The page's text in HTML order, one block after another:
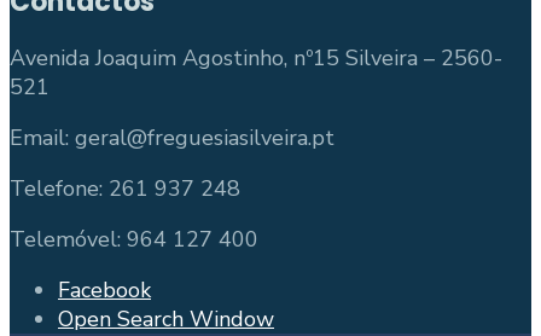
Avenida Joaquim Agostinho, nº15 Silveira – 2560-
521
Email: geral@freguesiasilveira.pt
Telefone: 261 937 248
Telemóvel: 964 127 400
Facebook
Open Search Window